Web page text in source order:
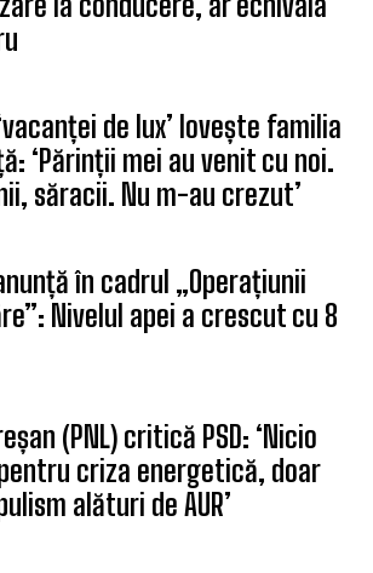
de lux’ lovește familia
‘Părinții mei au venit cu noi.
săracii. Nu m-au crezut’
în cadrul „Operațiunii
Nivelul apei a crescut cu 8
(PNL) critică PSD: ‘Nicio
criza energetică, doar
alături de AUR’